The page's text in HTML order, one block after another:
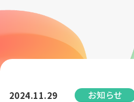
2024.11.29 お知らせ